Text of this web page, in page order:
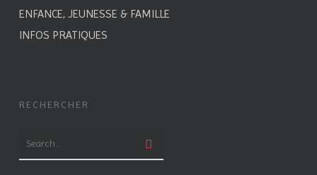
ENFANCE, JEUNESSE & FAMILLE
INFOS PRATIQUES
RECHERCHER